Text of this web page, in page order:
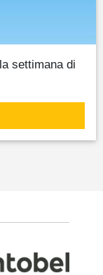
settimana di